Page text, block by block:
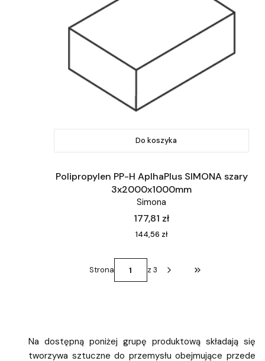
Do koszyka
Polipropylen PP-H AplhaPlus SIMONA szary
3x2000x1000mm
Simona
Cena
177,81 zł
Cena
144,56 zł
Strona z 3 Przejdź do
Na dostępną poniżej grupę produktową składają się
tworzywa sztuczne do przemysłu obejmujące przede